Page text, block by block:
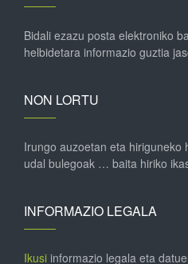
Bidali ezazu posta elektroniko
helbidetara informazio guztia
NON LORTU
Irungo auzoetan eta hiriguneko
udal bulegoak … baita hiriko
INFORMAZIO LEGALA
Ikusi informazio legala eta